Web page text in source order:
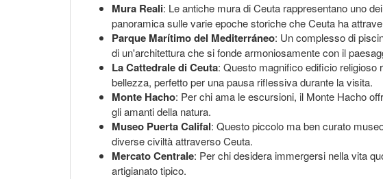
Mura Reali: Le antiche mura di Ceuta rappresentano uno
panoramica sulle varie epoche storiche che Ceuta ha
Parque Marítimo del Mediterráneo: Un complesso di
di un'architettura che si fonde armoniosamente con il
La Cattedrale di Ceuta: Questo magnifico edificio religioso
bellezza, perfetto per una pausa riflessiva durante la visita.
Monte Hacho: Per chi ama le escursioni, il Monte Hacho
gli amanti della natura.
Museo Puerta Califal: Questo piccolo ma ben curato
diverse civiltà attraverso Ceuta.
Mercato Centrale: Per chi desidera immergersi nella vita
artigianato tipico.